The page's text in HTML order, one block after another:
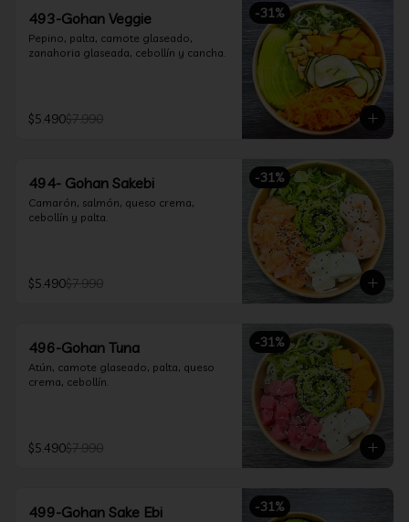
-31%
493-Gohan Veggie
Pepino, palta, camote glaseado,
zanahoria glaseada, cebollín y cancha.
$5.490$7.990
-31%
494- Gohan Sakebi
Camarón, salmón, queso crema,
cebollín y palta.
$5.490$7.990
-31%
496-Gohan Tuna
Atún, camote glaseado, palta, queso
crema, cebollín.
$5.490$7.990
-31%
499-Gohan Sake Ebi